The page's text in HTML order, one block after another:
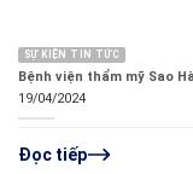
SỰ KIỆN TIN TỨC
Bệnh viện thẩm mỹ Sao
19/04/2024
Đọc tiếp